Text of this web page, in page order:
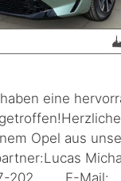
eine
Opel aus
202 E-Mail: